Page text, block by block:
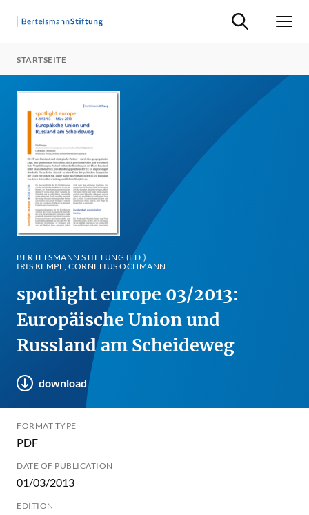
Suche ein-/
STARTSEITE
BERTELSMANN STIFTUNG (ED.)
IRIS KEMPE, CORNELIUS OCHMANN
spotlight europe 03/2013:
Europäische Union und
Russland am Scheideweg
download
FORMAT TYPE
PDF
DATE OF PUBLICATION
01/03/2013
EDITION